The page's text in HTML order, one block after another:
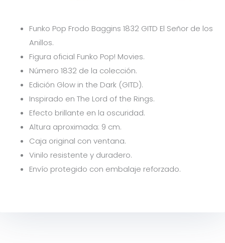
Funko Pop Frodo Baggins 1832 GITD El Señor de los
Anillos.
Figura oficial Funko Pop! Movies.
Número 1832 de la colección.
Edición Glow in the Dark (GITD).
Inspirado en The Lord of the Rings.
Efecto brillante en la oscuridad.
Altura aproximada: 9 cm.
Caja original con ventana.
Vinilo resistente y duradero.
Envío protegido con embalaje reforzado.